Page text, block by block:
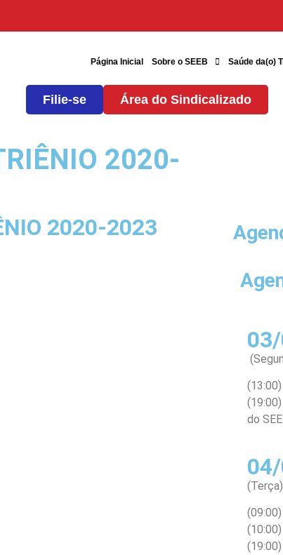
Página Inicial Sobre o SEEB Saúde da(o)
Filie-se Área do Sindicalizado
2020-
2020-2023
do
(Terça)